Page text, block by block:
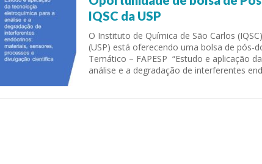
IQSC da USP
O Instituto de Química de São Carlos
(USP) está oferecendo uma bolsa de pós-
Temático – FAPESP “Estudo e aplicação
análise e a degradação de interferentes
Sustainable Energy Technologies and